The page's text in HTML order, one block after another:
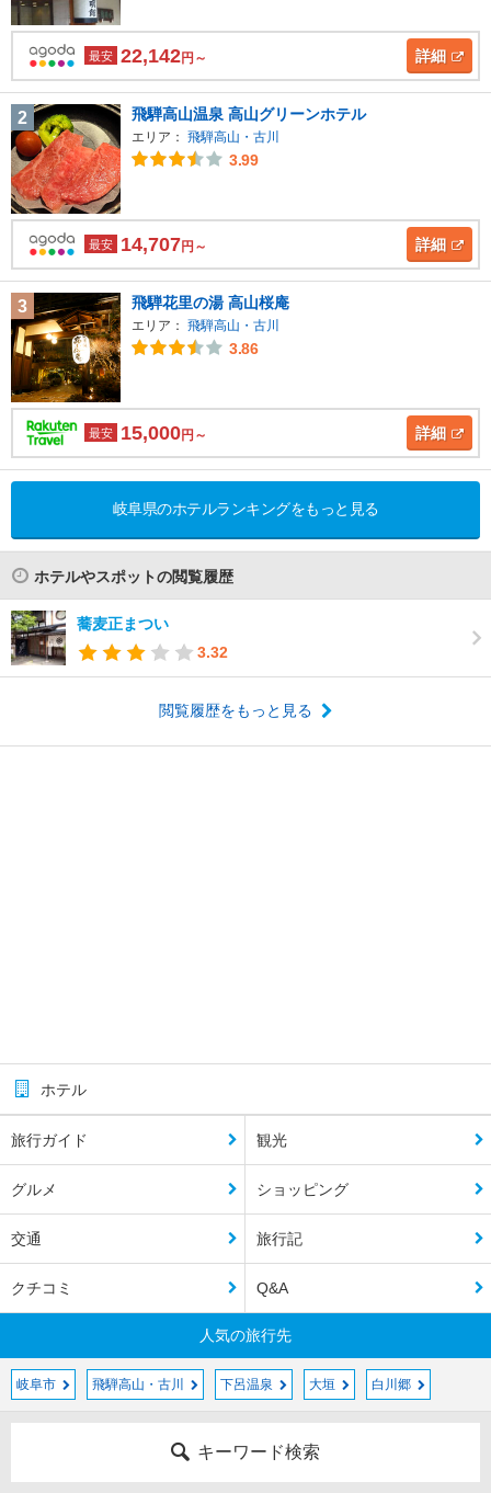
最安 22,142円～ 詳細
2 飛騨高山温泉 高山グリーンホテル
エリア： 飛騨高山・古川
3.99
最安 14,707円～ 詳細
3 飛騨花里の湯 高山桜庵
エリア： 飛騨高山・古川
3.86
最安 15,000円～ 詳細
岐阜県のホテルランキングをもっと見る
ホテルやスポットの閲覧履歴
蕎麦正まつい
3.32
閲覧履歴をもっと見る
ホテル
旅行ガイド 観光
グルメ ショッピング
交通 旅行記
クチコミ Q&A
人気の旅行先
岐阜市 飛騨高山・古川 下呂温泉 大垣 白川郷
キーワード検索